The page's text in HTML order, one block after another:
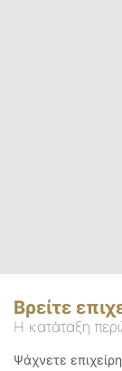
Βρείτε
Η κατάταξη
Ψάχνετε